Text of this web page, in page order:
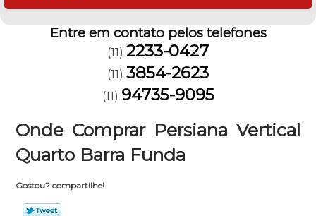
Entre em contato pelos telefones
(11) 2233-0427
(11) 3854-2623
(11) 94735-9095
Onde Comprar Persiana Vertical
Quarto Barra Funda
Gostou? compartilhe!